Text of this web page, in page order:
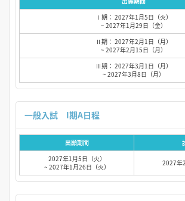
Ⅰ期： 2027年1月5日（火）
~ 2027年1月29日（金）
Ⅱ期： 2027年2月1日（月）
~ 2027年2月15日（月）
Ⅲ期： 2027年3月1日（月）
~ 2027年3月8日（月）
出願期間
2027年1月5日（火）
~ 2027年1月26日（火）
2027年